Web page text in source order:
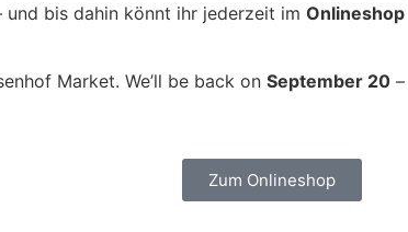
bis dahin könnt ihr jederzeit im Onlineshop
Market. We’ll be back on September 20
Zum Onlineshop